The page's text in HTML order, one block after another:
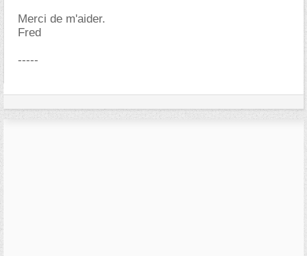
Merci de m'aider.
Fred
-----